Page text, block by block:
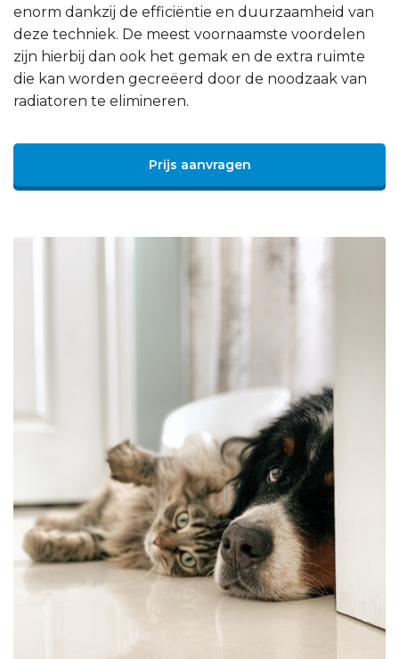
enorm dankzij de efficiëntie en duurzaamheid van
deze techniek. De meest voornaamste voordelen
zijn hierbij dan ook het gemak en de extra ruimte
die kan worden gecreëerd door de noodzaak van
radiatoren te elimineren.
Prijs aanvragen